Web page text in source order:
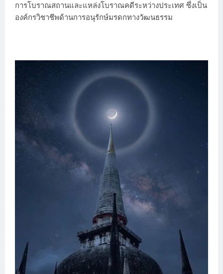
การโบราณสถานและแหล่งโบราณคดีระหว่างประเทศ ซึ่งเป็น
องค์กรวิชาชีพด้านการอนุรักษ์มรดกทางวัฒนธรรม